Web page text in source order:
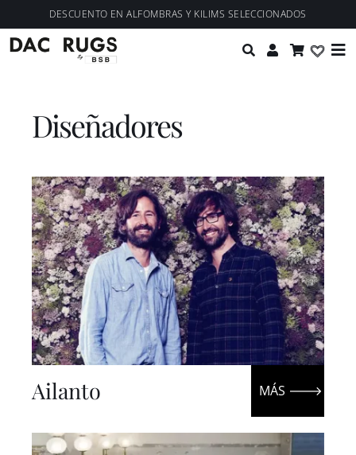
contenido
al
DESCUENTO EN ALFOMBRAS Y KILIMS SELECCIONADOS
Personalización
Diseñadores
Proyectos
Nosotros
Blog
IN
Diseñadores
Ailanto